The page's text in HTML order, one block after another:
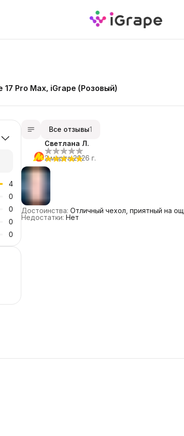
Pro Max, iGrape (Розовый)
4
0
0
0
0
Все отзывы1
Светлана Л.
2 марта 2026 г.
Достоинства: Отличный чехол, приятный на
Недостатки: Нет